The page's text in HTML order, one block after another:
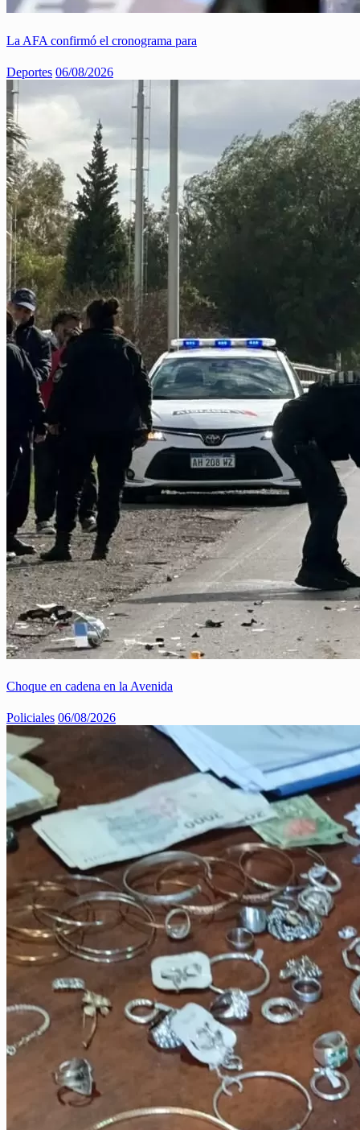
La AFA confirmó el cronograma para
Deportes 06/08/2026
Choque en cadena en la Avenida
Policiales 06/08/2026